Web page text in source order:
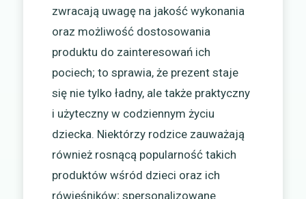
zwracają uwagę na jakość wykonania
oraz możliwość dostosowania
produktu do zainteresowań ich
pociech; to sprawia, że prezent staje
się nie tylko ładny, ale także praktyczny
i użyteczny w codziennym życiu
dziecka. Niektórzy rodzice zauważają
również rosnącą popularność takich
produktów wśród dzieci oraz ich
rówieśników; spersonalizowane